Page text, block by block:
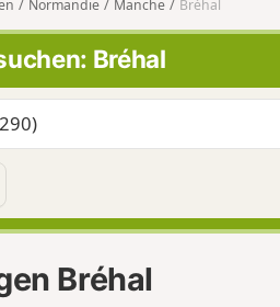
d
o
Normandie Manche Bréhal
Bréhal
Bréhal